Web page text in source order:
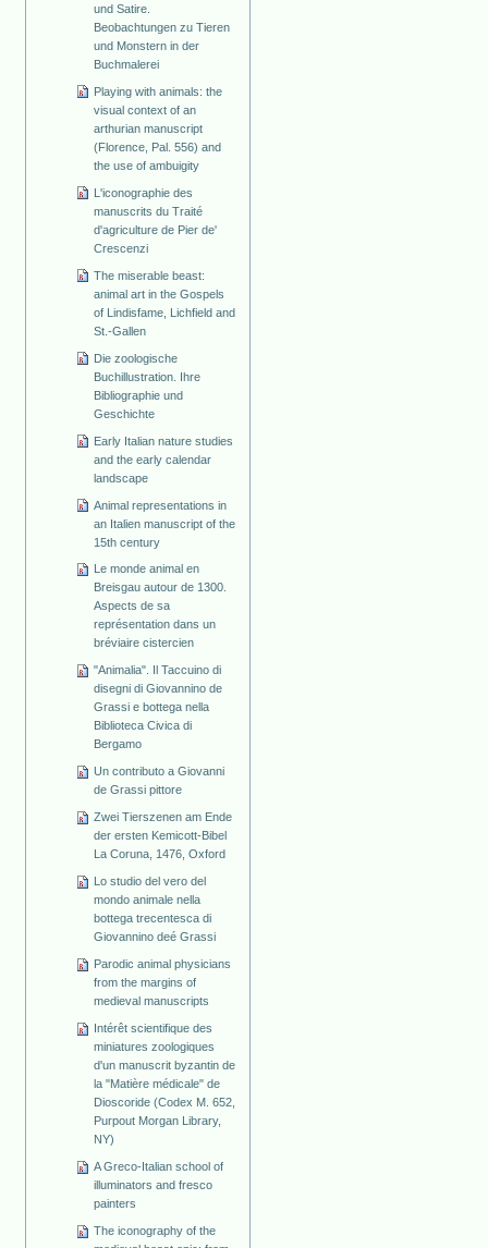
und Satire.
Beobachtungen zu Tieren
und Monstern in der
Buchmalerei
Playing with animals: the
visual context of an
arthurian manuscript
(Florence, Pal. 556) and
the use of ambuigity
L'iconographie des
manuscrits du Traité
d'agriculture de Pier de'
Crescenzi
The miserable beast:
animal art in the Gospels
of Lindisfame, Lichfield and
St.-Gallen
Die zoologische
Buchillustration. Ihre
Bibliographie und
Geschichte
Early Italian nature studies
and the early calendar
landscape
Animal representations in
an Italien manuscript of the
15th century
Le monde animal en
Breisgau autour de 1300.
Aspects de sa
représentation dans un
bréviaire cistercien
"Animalia". Il Taccuino di
disegni di Giovannino de
Grassi e bottega nella
Biblioteca Civica di
Bergamo
Un contributo a Giovanni
de Grassi pittore
Zwei Tierszenen am Ende
der ersten Kemicott-Bibel
La Coruna, 1476, Oxford
Lo studio del vero del
mondo animale nella
bottega trecentesca di
Giovannino deé Grassi
Parodic animal physicians
from the margins of
medieval manuscripts
Intérêt scientifique des
miniatures zoologiques
d'un manuscrit byzantin de
la "Matière médicale" de
Dioscoride (Codex M. 652,
Purpout Morgan Library,
NY)
A Greco-Italian school of
illuminators and fresco
painters
The iconography of the